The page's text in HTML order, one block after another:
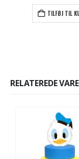
TILFØJ TIL
RELATEREDE